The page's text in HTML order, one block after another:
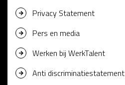
Privacy Statement
Pers en media
Werken bij WerkTalent
Anti discriminatiestatement